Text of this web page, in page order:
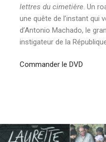
lettres du cimetière. Un
une quête de l’instant qui
d’Antonio Machado, le
instigateur de la
Commander le DVD